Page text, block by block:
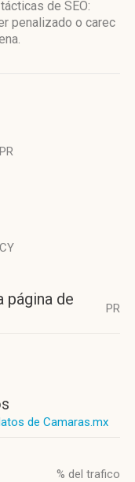
de SEO:
penalizado o carec
página de
PR
de Camaras.mx
% del trafico